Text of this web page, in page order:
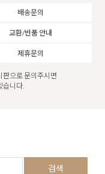
배송문의
교환/반품 안내
제휴문의
판으로 문의주시면
습니다.
검색